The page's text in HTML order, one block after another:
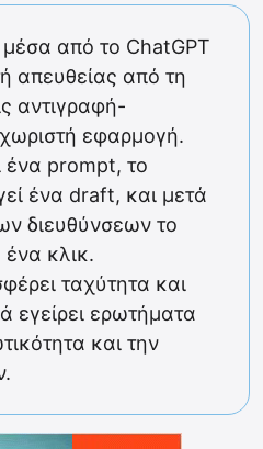
από το ChatGPT
απευθείας από τη
αντιγραφή-
εφαρμογή.
ένα prompt, το
ένα draft, και μετά
διευθύνσεων το
κλικ.
ταχύτητα και
εγείρει ερωτήματα
και την